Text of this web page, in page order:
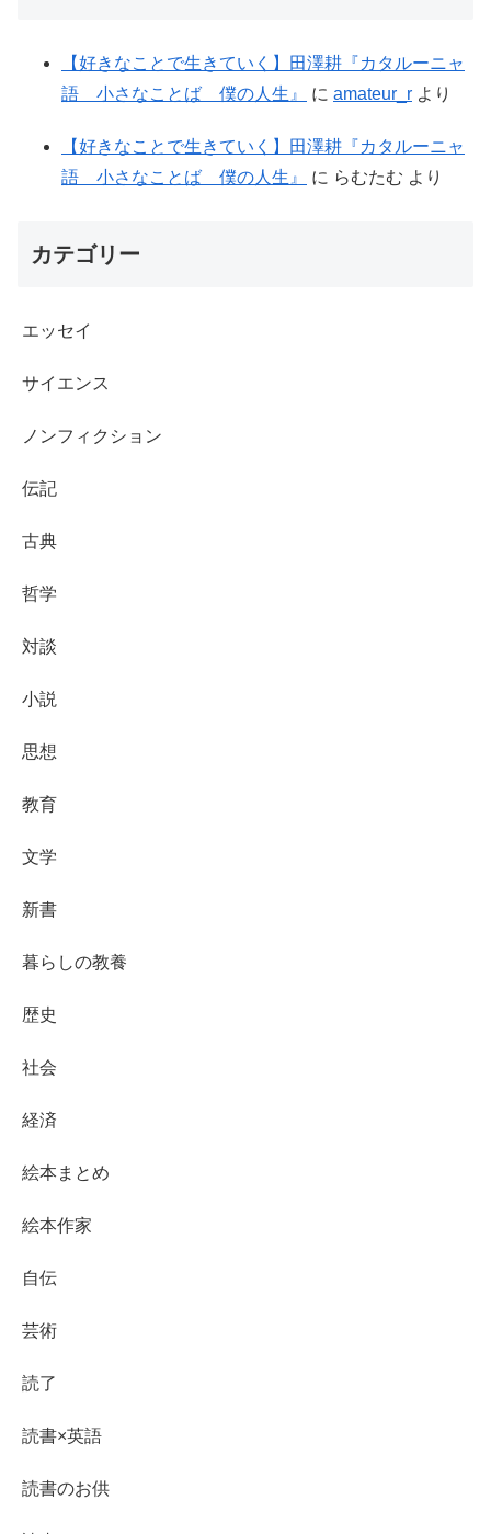
【好きなことで生きていく】田澤耕『カタルーニャ
語 小さなことば 僕の人生』
に amateur_r より
【好きなことで生きていく】田澤耕『カタルーニャ
語 小さなことば 僕の人生』
に らむたむ より
カテゴリー
エッセイ
サイエンス
ノンフィクション
伝記
古典
哲学
対談
小説
思想
教育
文学
新書
暮らしの教養
歴史
社会
経済
絵本まとめ
絵本作家
自伝
芸術
読了
読書×英語
読書のお供